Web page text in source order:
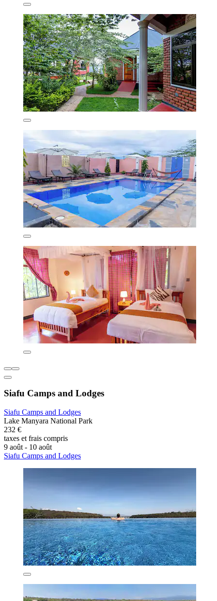
Siafu Camps and Lodges
Siafu Camps and Lodges
Lake Manyara National Park
232 €
taxes et frais compris
9 août - 10 août
Siafu Camps and Lodges